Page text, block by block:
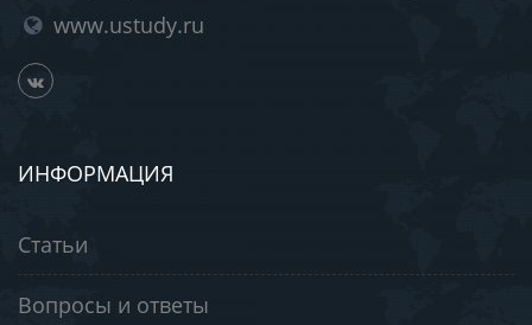
www.ustudy.ru
ИНФОРМАЦИЯ
Статьи
Вопросы и ответы